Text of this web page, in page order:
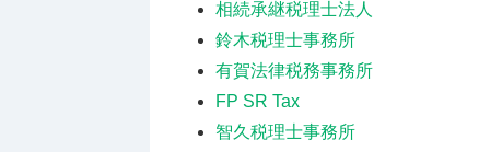
相続承継税理士法人
鈴木税理士事務所
有賀法律税務事務所
FP SR Tax
智久税理士事務所